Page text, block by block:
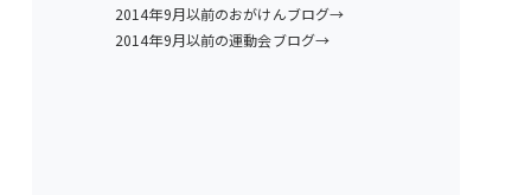
2014年9月以前のおがけんブログ→
2014年9月以前の運動会ブログ→